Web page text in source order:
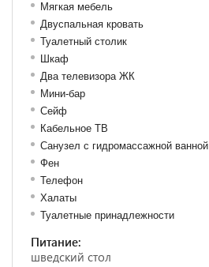
Мягкая мебель
Двуспальная кровать
Туалетный столик
Шкаф
Два телевизора ЖК
Мини-бар
Сейф
Кабельное ТВ
Санузел с гидромассажной ванной
Фен
Телефон
Халаты
Туалетные принадлежности
Питание:
шведский стол